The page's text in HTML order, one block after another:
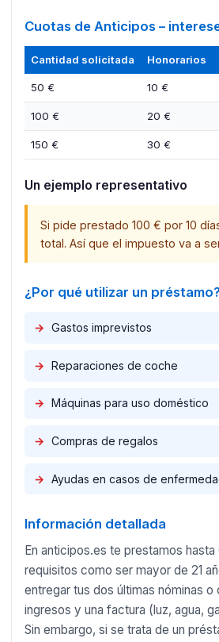
Cuotas de Anticipos –
Cantidad solicitada Honorarios
50 € 10 €
100 € 20 €
150 € 30 €
Un ejemplo representativo
Si pide prestado 100 € por 10
total. Así que el impuesto va a
¿Por qué utilizar un préstamo?
→ Gastos imprevistos
→ Reparaciones de coche
→ Máquinas para uso doméstico
→ Compras de regalos
→ Ayudas en casos de
Información detallada
En anticipos.es te prestamos
requisitos como ser mayor de 21
entregar tus dos últimas nóminas
ingresos y una factura (luz, agua,
Sin embargo, si se trata de un